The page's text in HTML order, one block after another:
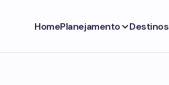
HomePlanejamento Destinos